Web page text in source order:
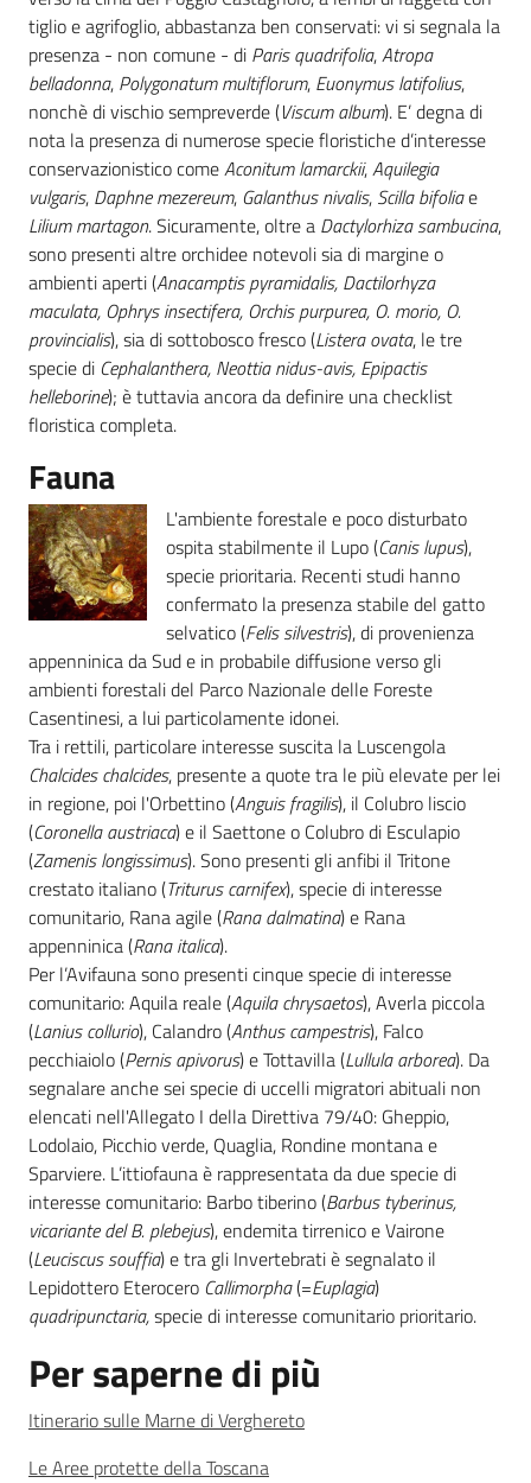
tiglio e agrifoglio, abbastanza ben conservati: vi si segnala la
presenza - non comune - di Paris quadrifolia,Atropa
belladonna, Polygonatum multiflorum, Euonymus latifolius,
nonchè di vischio sempreverde (Viscum album). E’ degna di
nota la presenza di numerose specie floristiche d’interesse
conservazionistico comeAconitum lamarckii,Aquilegia
vulgaris, Daphne mezereum, Galanthus nivalis, Scilla bifoliae
Lilium martagon. Sicuramente, oltre a Dactylorhiza sambucina,
sono presenti altre orchidee notevoli sia di margine o
ambienti aperti (Anacamptis pyramidalis, Dactilorhyza
maculata, Ophrys insectifera, Orchis purpurea, O. morio, O.
provincialis), sia di sottobosco fresco (Listera ovata, le tre
specie di Cephalanthera, Neottia nidus-avis, Epipactis
helleborine); è tuttavia ancora da definire una checklist
floristica completa.
Fauna
L'ambiente forestale e poco disturbato
ospita stabilmente il Lupo (Canis lupus),
specie prioritaria. Recenti studi hanno
confermato la presenza stabile del gatto
selvatico (Felis silvestris), di provenienza
appenninica da Sud e in probabile diffusione verso gli
ambienti forestali del Parco Nazionale delle Foreste
Casentinesi, a lui particolamente idonei.
Tra i rettili, particolare interesse suscita la Luscengola
Chalcides chalcides, presente a quote tra le più elevate per lei
in regione, poi l'Orbettino (Anguis fragilis), il Colubro liscio
(Coronella austriaca) e il Saettone o Colubro di Esculapio
(Zamenis longissimus). Sono presenti gli anfibi il Tritone
crestato italiano (Triturus carnifex), specie di interesse
comunitario, Rana agile (Rana dalmatina) e Rana
appenninica (Rana italica).
Per l’Avifauna sono presenti cinque specie di interesse
comunitario: Aquila reale (Aquila chrysaetos), Averla piccola
(Lanius collurio), Calandro (Anthus campestris), Falco
pecchiaiolo (Pernis apivorus) e Tottavilla (Lullula arborea). Da
segnalare anche sei specie di uccelli migratori abituali non
elencati nell'Allegato I della Direttiva 79/40: Gheppio,
Lodolaio, Picchio verde, Quaglia, Rondine montana e
Sparviere. L’ittiofauna è rappresentata da due specie di
interesse comunitario: Barbo tiberino (Barbus tyberinus,
vicariante del B. plebejus), endemita tirrenico e Vairone
(Leuciscus souffia) e tra gli Invertebrati è segnalato il
Lepidottero Eterocero Callimorpha(=Euplagia)
quadripunctaria,specie di interesse comunitario prioritario.
Per saperne di più
Itinerario sulle Marne di Verghereto
Le Aree protette della Toscana